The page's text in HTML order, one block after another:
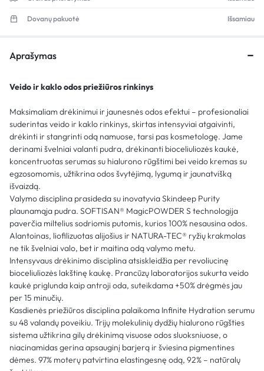
Dovanų pakuotė Išsamiau
Aprašymas
Veido ir kaklo odos priežiūros rinkinys
Maksimaliam drėkinimui ir jaunesnės odos efektui – profesionaliai
suderintas veido ir kaklo rinkinys, skirtas intensyviai atgaivinti,
drėkinti ir stangrinti odą namuose, tarsi pas kosmetologę. Jame
derinami švelniai valanti pudra, drėkinanti bioceliuliozės kaukė,
koncentruotas serumas su hialurono rūgštimi bei veido kremas su
egzosomomis, užtikrina odos švytėjimą, lygumą ir jaunatvišką
išvaizdą.
Valymo disciplina prasideda su inovatyvia Skindeep Purity
plaunamąja pudra. SOFTISAN® MagicPOWDER S technologija
paverčia miltelius sodriomis putomis, kurios 100% nesausina odos.
Alantoinas, liofilizuotas alijošius ir NATURA-TEC® ryžių krakmolas
ne tik švelniai valo, bet ir maitina odą valymo metu.
Intensyvaus drėkinimo disciplina atsiskleidžia per revoliucinę
bioceliuliozės lakštinę kaukę. Prancūzų laboratorijos sukurta veido
kaukė priglunda kaip antroji oda, suteikdama +50% drėgmės jau
per 15 minučių.
Kasdienės priežiūros disciplina palaikoma Infinite Hydration serumu
su 48 valandų poveikiu. Trijų molekulinių dydžių hialurono rūgšties
sistema užtikrina gilų drėkinimą visuose odos sluoksniuose, o
niacinamidas gerina apsauginį barjerą ir šviesina pigmentines
dėmes. 97% moterų patvirtina elastingesnę odą, 92% – natūralų